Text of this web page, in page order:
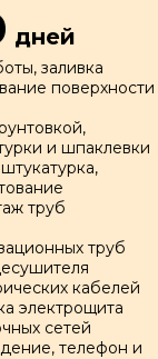
дней
заливка
поверхности
и шпаклевки
труб
труб
кабелей
электрощита
сетей
телефон и